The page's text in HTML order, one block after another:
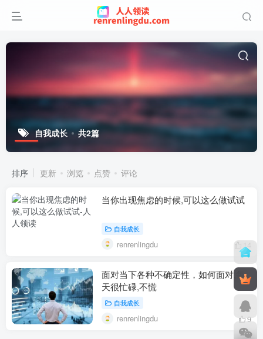
自我成长 共2篇
排序 更新 浏览 点赞 评论
当你出现焦虑的时候,可以这么做试试
自我成长
renrenlingdu 14
面对当下各种不确定性，如何面对,每
天很忙碌,不慌
自我成长
renrenlingdu 9